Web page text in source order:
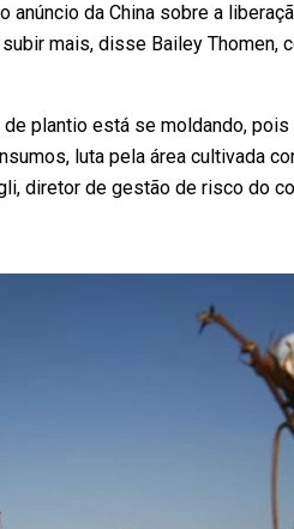
anúncio da China sobre a
mais, disse Bailey Thomen,
plantio está se moldando,
luta pela área cultivada
diretor de gestão de risco do